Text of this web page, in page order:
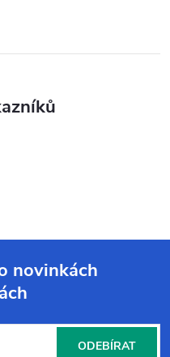
novinkách
ODEBÍRAT